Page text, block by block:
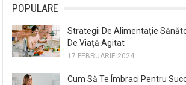
POPULARE
Strategii De Alimentație
De Viață Agitat
17 FEBRUARIE 2024
Cum Să Te Îmbraci Pentru